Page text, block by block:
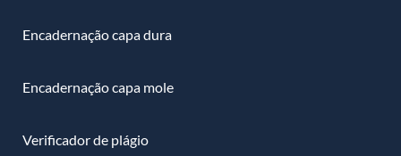
Encadernação capa dura
Encadernação capa mole
Verificador de plágio